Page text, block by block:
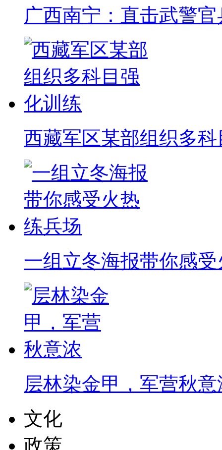
广西南宁：直击武警
西藏军区某部组织多
一组立冬海报带你感
层林染金甲，军营秋意
文化
政策